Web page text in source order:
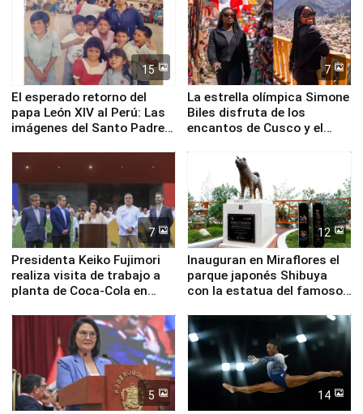
15
El esperado retorno del
papa León XIV al Perú: Las
imágenes del Santo Padre
7
La estrella olímpica Simone
Biles disfruta de los
encantos de Cusco y el
7
Presidenta Keiko Fujimori
realiza visita de trabajo a
planta de Coca-Cola en
12
Inauguran en Miraflores el
parque japonés Shibuya
con la estatua del famoso
5 14